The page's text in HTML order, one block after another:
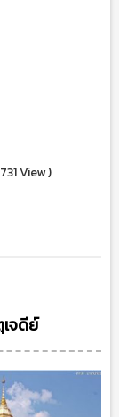
View )
จดีย์